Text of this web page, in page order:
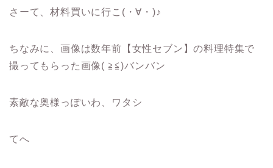
さーて、材料買いに行こ(・∀・)♪
ちなみに、画像は数年前【女性セブン】の料理特集で
撮ってもらった画像( ≧≦)バンバン
素敵な奥様っぽいわ、ワタシ
てへ